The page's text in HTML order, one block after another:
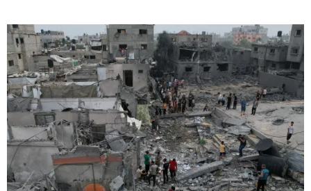
မှုမှာ အိန္ဒိယဘက်က ပါဝင်ပတ်သက်မှု ရှိနိုင်တယ်လို့ သတိပေးခဲ့
တာပါ။ အမေရိကန်နိုင်ငံရဲ့ ထုတ်ပြန်ချက်ဟာ…